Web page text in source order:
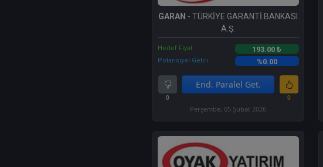
GARAN - TÜRKİYE GARANTİ BANKASI
A.Ş.
Hedef Fiyat 193.00 ₺
Potansiyel Getiri %0.00
0
End. Paralel Get.
0
Perşembe, 05 Şubat 2026